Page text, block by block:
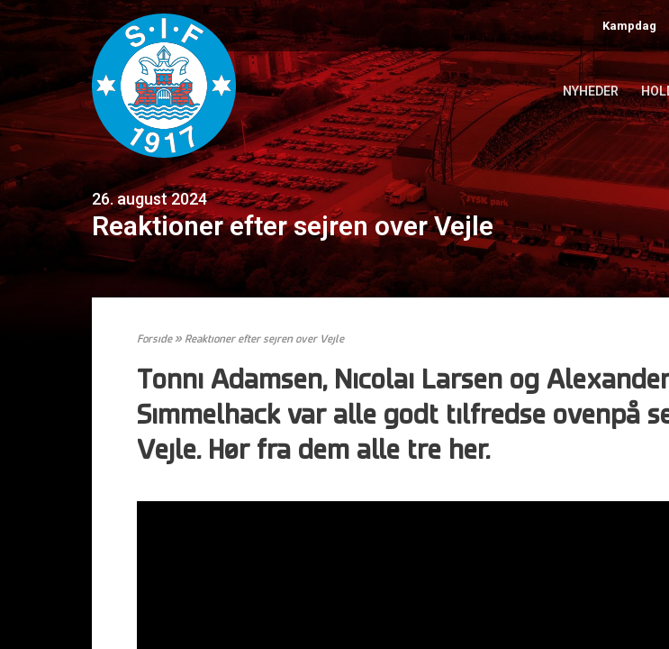
Kampdag
NYHEDER
26. august 2024
Reaktioner efter sejren over Vejle
Forside» Reaktioner efter sejren over Vejle
Tonni Adamsen, Nicolai Larsen og
Simmelhack var alle godt tilfredse ovenpå
Vejle. Hør fra dem alle tre her.